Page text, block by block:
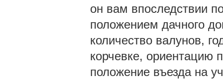
он вам впоследствии
положением дачного
количество валунов,
корчевке, ориентацию
положение въезда на